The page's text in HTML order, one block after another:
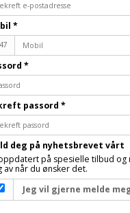
*
*
passord*
deg på nyhetsbrevet vårt
på spesielle tilbud og
av når du ønsker det.
Jeg vil gjerne melde